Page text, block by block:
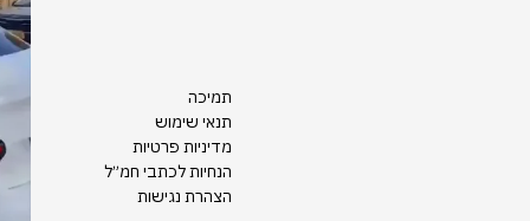
תמיכה
תנאי שימוש
מדיניות פרטיות
הנחיות לכתבי חמ״ל
הצהרת נגישות